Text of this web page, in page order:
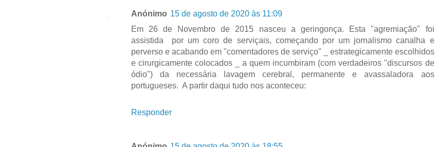
Anónimo 15 de agosto de 2020 às 11:09
Em 26 de Novembro de 2015 nasceu a geringonça. Esta "agremiação" foi
assistida por um coro de serviçais, começando por um jornalismo canalha e
perverso e acabando em "comentadores de serviço" _ estrategicamente escolhidos
e cirurgicamente colocados _ a quem incumbiram (com verdadeiros "discursos de
ódio") da necessária lavagem cerebral, permanente e avassaladora aos
portugueses. A partir daqui tudo nos aconteceu:
Responder